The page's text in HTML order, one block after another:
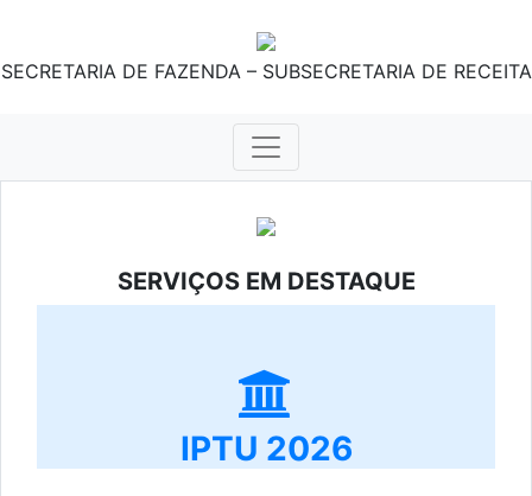
SECRETARIA DE FAZENDA – SUBSECRETARIA DE RECEITA
SERVIÇOS EM DESTAQUE
IPTU 2026